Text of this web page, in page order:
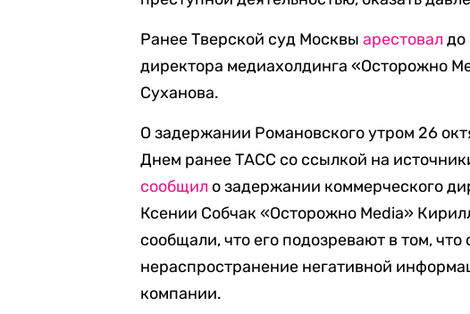
Ранее Тверской суд Москвыарестовал до
директора медиахолдинга «Осторожно
Суханова.
О задержании Романовского утром 26
Днем ранее ТАСС со ссылкой на
сообщил о задержании коммерческого
Ксении Собчак «Осторожно Media»
сообщали, что его подозревают в том, что
нераспространение негативной
компании.